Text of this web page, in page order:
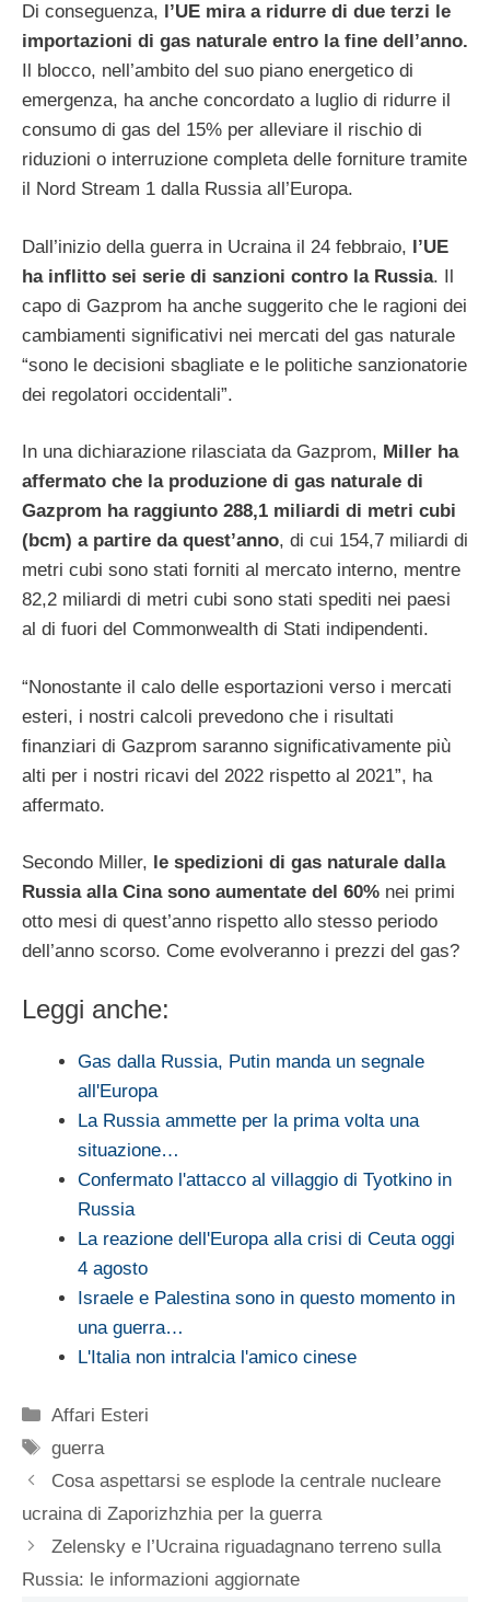
Di conseguenza,
l’UE mira a ridurre di due terzi le
importazioni di gas naturale entro la fine dell’anno.
Il blocco, nell’ambito del suo piano energetico di
emergenza, ha anche concordato a luglio di ridurre il
consumo di gas del 15% per alleviare il rischio di
riduzioni o interruzione completa delle forniture tramite
il Nord Stream 1 dalla Russia all’Europa.
Dall’inizio della guerra in Ucraina il 24 febbraio, l’UE
ha inflitto sei serie di sanzioni contro la Russia. Il
capo di Gazprom ha anche suggerito che le ragioni dei
cambiamenti significativi nei mercati del gas naturale
“sono le decisioni sbagliate e le politiche sanzionatorie
dei regolatori occidentali”.
In una dichiarazione rilasciata da Gazprom, Miller ha
affermato che la produzione di gas naturale di
Gazprom ha raggiunto 288,1 miliardi di metri cubi
(bcm) a partire da quest’anno, di cui 154,7 miliardi di
metri cubi sono stati forniti al mercato interno, mentre
82,2 miliardi di metri cubi sono stati spediti nei paesi
al di fuori del Commonwealth di Stati indipendenti.
“Nonostante il calo delle esportazioni verso i mercati
esteri, i nostri calcoli prevedono che i risultati
finanziari di Gazprom saranno significativamente più
alti per i nostri ricavi del 2022 rispetto al 2021”, ha
affermato.
Secondo Miller, le spedizioni di gas naturale dalla
Russia alla Cina sono aumentate del 60% nei primi
otto mesi di quest’anno rispetto allo stesso periodo
dell’anno scorso. Come evolveranno i prezzi del gas?
Leggi anche:
Gas dalla Russia, Putin manda un segnale
all'Europa
La Russia ammette per la prima volta una
situazione…
Confermato l'attacco al villaggio di Tyotkino in
Russia
La reazione dell'Europa alla crisi di Ceuta oggi
4 agosto
Israele e Palestina sono in questo momento in
una guerra…
L'Italia non intralcia l'amico cinese
Categorie
Affari Esteri
Tag
guerra
Cosa aspettarsi se esplode la centrale nucleare
ucraina di Zaporizhzhia per la guerra
Zelensky e l’Ucraina riguadagnano terreno sulla
Russia: le informazioni aggiornate